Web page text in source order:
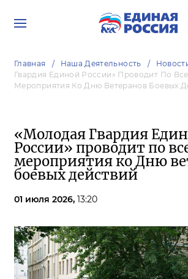
Главная Наша Деятельность
Гвардия Единой России» Проводит По
Мероприятия Ко Дню Ветеранов Боевых
«Молодая Гвардия
России» проводит по
мероприятия ко Дню
боевых действий
01 июля 2026, 13:20